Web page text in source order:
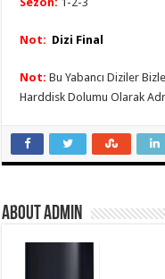
Not: Dizi Final
Not: Bu Yabancı Diziler
Harddisk Dolumu Olarak
About Admin